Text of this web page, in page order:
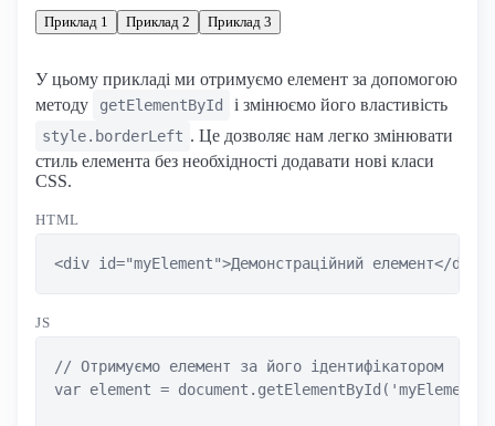
Приклад 1 Приклад 2 Приклад 3
У цьому прикладі ми отримуємо елемент за допомогою
методу
getElementById і змінюємо його властивість
style.borderLeft . Це дозволяє нам легко змінювати
стиль елемента без необхідності додавати нові класи
CSS.
HTML
<div id="myElement">Демонстраційний елемент</div>
JS
// Отримуємо елемент за його ідентифікатором
var element =